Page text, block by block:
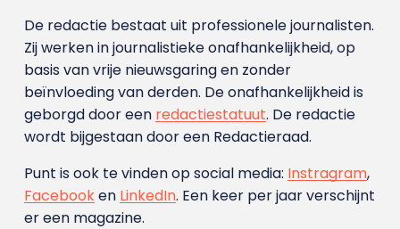
De redactie bestaat uit professionele journalisten.
Zij werken in journalistieke onafhankelijkheid, op
basis van vrije nieuwsgaring en zonder
beïnvloeding van derden. De onafhankelijkheid is
geborgd door een redactiestatuut. De redactie
wordt bijgestaan door een Redactieraad.
Punt is ook te vinden op social media: Instragram,
Facebooken LinkedIn. Een keer per jaar verschijnt
er een magazine.